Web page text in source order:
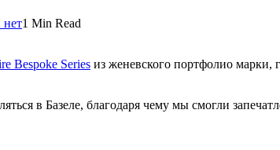
нет1 Min Read
Bespoke Series из женевского портфолио марки,
в Базеле, благодаря чему мы смогли